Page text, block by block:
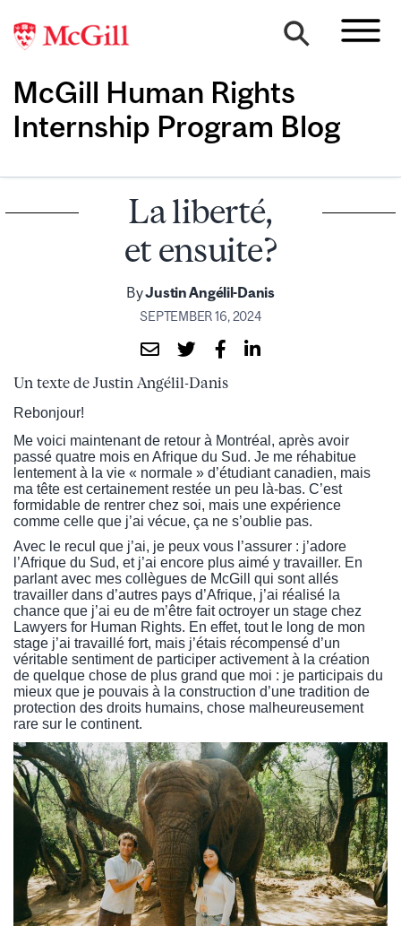
McGill Human Rights
Internship Program Blog
La liberté,
et ensuite?
ByJustin Angélil-Danis
SEPTEMBER 16, 2024
Un texte de Justin Angélil-Danis
Rebonjour!
Me voici maintenant de retour à Montréal, après avoir
passé quatre mois en Afrique du Sud. Je me réhabitue
lentement à la vie « normale » d’étudiant canadien, mais
ma tête est certainement restée un peu là-bas. C’est
formidable de rentrer chez soi, mais une expérience
comme celle que j’ai vécue, ça ne s’oublie pas.
Avec le recul que j’ai, je peux vous l’assurer : j’adore
l’Afrique du Sud, et j’ai encore plus aimé y travailler. En
parlant avec mes collègues de McGill qui sont allés
travailler dans d’autres pays d’Afrique, j’ai réalisé la
chance que j’ai eu de m’être fait octroyer un stage chez
Lawyers for Human Rights. En effet, tout le long de mon
stage j’ai travaillé fort, mais j’étais récompensé d’un
véritable sentiment de participer activement à la création
de quelque chose de plus grand que moi : je participais du
mieux que je pouvais à la construction d’une tradition de
protection des droits humains, chose malheureusement
rare sur le continent.